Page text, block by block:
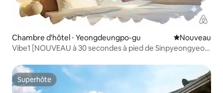
Chambre d'hôtel ⋅ Yeongdeungpo-gu Nouvel
Nouveau
Vibe1 [NOUVEAU à 30 secondes à pied de Sinpyeongyeok]
minutes, hébergement économique
Superhôte
Superhôte